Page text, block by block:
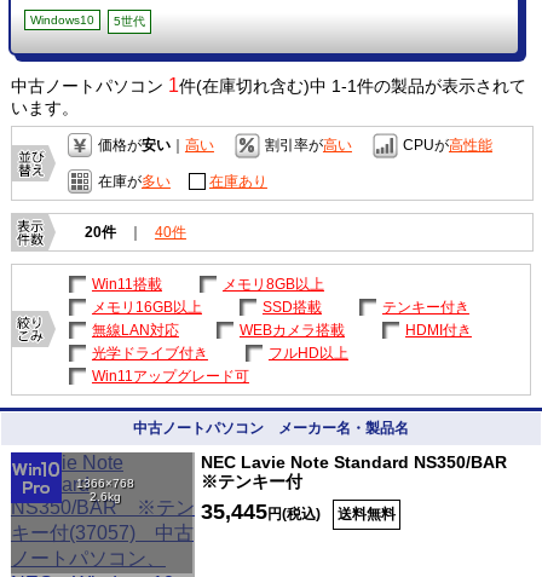
Windows10 5世代
中古ノートパソコン 1件(在庫切れ含む)中 1-1件の製品が表示されて
います。
価格が安い｜ 高い 割引率が高い CPUが高性能
在庫が多い 在庫あり
20件 ｜ 40件
Win11搭載
メモリ8GB以上
メモリ16GB以上
SSD搭載
テンキー付き
無線LAN対応
WEBカメラ搭載
HDMI付き
光学ドライブ付き
フルHD以上
Win11アップグレード可
中古ノートパソコン メーカー名・製品名
1366×768
2.6kg
NEC Lavie Note Standard NS350/BAR
※テンキー付
35,445円(税込) 送料無料